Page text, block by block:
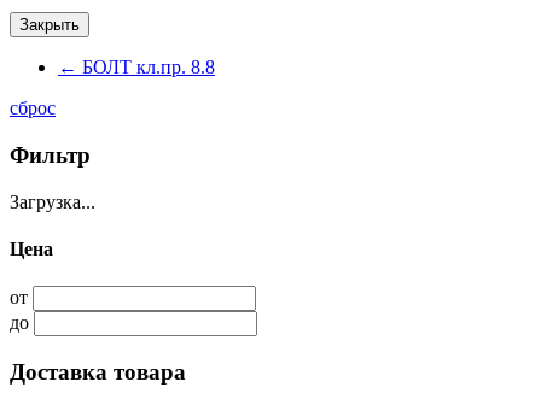
Закрыть
← БОЛТ кл.пр. 8.8
сброс
Фильтр
Загрузка...
Цена
от
до
Доставка товара